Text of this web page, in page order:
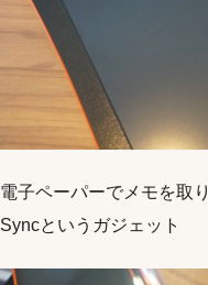
電子ペーパーでメモを取
Syncというガジェット